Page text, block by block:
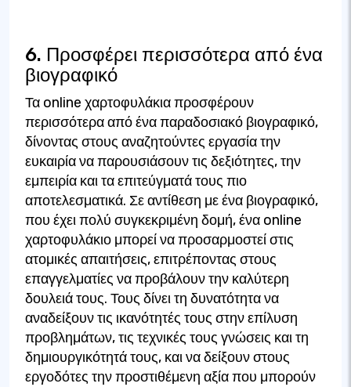
6. Προσφέρει περισσότερα από ένα
βιογραφικό
Τα online χαρτοφυλάκια προσφέρουν
περισσότερα από ένα παραδοσιακό βιογραφικό,
δίνοντας στους αναζητούντες εργασία την
ευκαιρία να παρουσιάσουν τις δεξιότητες, την
εμπειρία και τα επιτεύγματά τους πιο
αποτελεσματικά. Σε αντίθεση με ένα βιογραφικό,
που έχει πολύ συγκεκριμένη δομή, ένα online
χαρτοφυλάκιο μπορεί να προσαρμοστεί στις
ατομικές απαιτήσεις, επιτρέποντας στους
επαγγελματίες να προβάλουν την καλύτερη
δουλειά τους. Τους δίνει τη δυνατότητα να
αναδείξουν τις ικανότητές τους στην επίλυση
προβλημάτων, τις τεχνικές τους γνώσεις και τη
δημιουργικότητά τους, και να δείξουν στους
εργοδότες την προστιθέμενη αξία που μπορούν